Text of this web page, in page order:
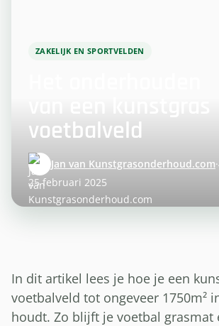
ZAKELIJK EN SPORTVELDEN
voetbalveld
Jan van Kunstgrasonderhoud.com·
25 februari 2025
In dit artikel lees je hoe je een
voetbalveld tot ongeveer 1750m²
houdt. Zo blijft je voetbal grasmat